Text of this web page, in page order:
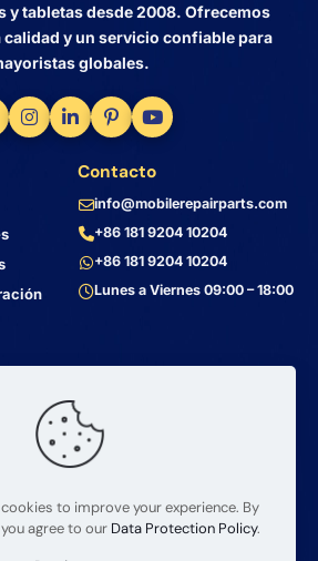
y tabletas desde 2008. Ofrecemos
y un servicio confiable para
globales.
Contacto
info@mobilerepairparts.com
+86 181 9204 10204
+86 181 9204 10204
Lunes a Viernes 09:00 – 18:00
Dirección
Bin Jiang Xi Lu
Haizhu, Guangzhou
to improve your experience. By
agree to our Data Protection Policy.